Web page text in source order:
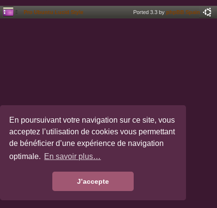
En poursuivant votre navigation sur ce site, vous
acceptez l’utilisation de cookies vous permettant
de bénéficier d’une expérience de navigation
optimale. En savoir plus…
J’accepte
Pro Ubuntu Lucid Style Ported 3.3 by phpBB Spain